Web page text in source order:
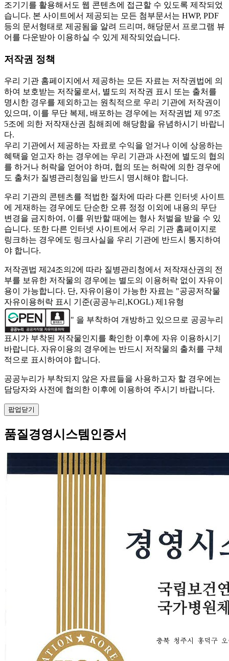
조기기를 활용해서도 웹 콘텐츠에 접근할 수 있도록 제작되었
습니다. 본 사이트에서 제공되는 모든 첨부문서는 HWP, PDF
등의 문서형태로 제공됨을 알려 드리며, 해당문서 프로그램 뷰
어를 다운받아 이용하실 수 있게 제작되었습니다.
저작권 정책
우리 기관 홈페이지에서 제공하는 모든 자료는 저작권법에 의
하여 보호받는 저작물로서, 별도의 저작권 표시 또는 출처를
명시한 경우를 제외하고는 원칙적으로 우리 기관에 저작권이
있으며, 이를 무단 복제, 배포하는 경우에는 저작권법 제 97조
5조에 의한 저작재산권 침해죄에 해당함을 유념하시기 바랍니
다.
우리 기관에서 제공하는 자료로 수익을 얻거나 이에 상응하는
혜택을 얻고자 하는 경우에는 우리 기관과 사전에 별도의 협의
를 하거나 허락을 얻어야 하며, 협의 또는 허락에 의한 경우에
도 출처가 질병관리청임을 반드시 명시해야 합니다.
우리 기관의 콘텐츠를 적법한 절차에 따라 다른 인터넷 사이트
에 게재하는 경우에도 단순한 오류 정정 이외에 내용의 무단
변경을 금지하여, 이를 위반할 때에는 형사 처벌을 받을 수 있
습니다. 또한 다른 인터넷 사이트에서 우리 기관 홈페이지로
링크하는 경우에도 링크사실을 우리 기관에 반드시 통지하여
야 합니다.
저작권법 제24조의2에 따라 질병관리청에서 저작재산권의 전
부를 보유한 저작물의 경우에는 별도의 이용허락 없이 자유이
용이 가능합니다. 단, 자유이용이 가능한 자료는 "공공저작물
자유이용허락 표시 기준(공공누리,KOGL) 제1유형
" 을 부착하여 개방하고 있으므로 공공누리
표시가 부착된 저작물인지를 확인한 이후에 자유 이용하시기
바랍니다. 자유이용의 경우에는 반드시 저작물의 출처를 구체
적으로 표시하여야 합니다.
공공누리가 부착되지 않은 자료들을 사용하고자 할 경우에는
담당자와 사전에 협의한 이후에 이용하여 주시기 바랍니다.
팝업닫기
품질경영시스템인증서